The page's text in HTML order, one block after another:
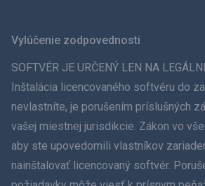
Svenska
简体中文
Dansk
Vylúčenie zodpovednosti
SOFTVÉR JE URČENÝ LEN NA
Inštalácia licencovaného softvéru do
nevlastníte, je porušením príslušných
vašej miestnej jurisdikcie. Zákon vo
aby ste upovedomili vlastníkov
nainštalovať licencovaný softvér.